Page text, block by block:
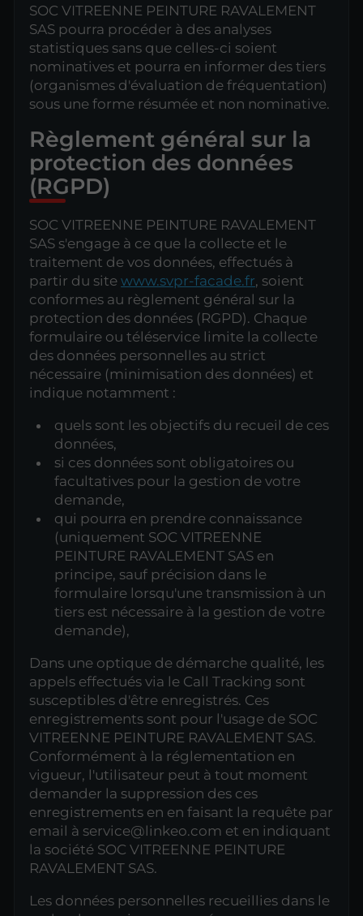
SOC VITREENNE PEINTURE RAVALEMENT
SAS pourra procéder à des analyses
statistiques sans que celles-ci soient
nominatives et pourra en informer des tiers
(organismes d'évaluation de fréquentation)
sous une forme résumée et non nominative.
Règlement général sur la
protection des données
(RGPD)
SOC VITREENNE PEINTURE RAVALEMENT
SAS s'engage à ce que la collecte et le
traitement de vos données, effectués à
partir du sitewww.svpr-facade.fr, soient
conformes au règlement général sur la
protection des données (RGPD). Chaque
formulaire ou téléservice limite la collecte
des données personnelles au strict
nécessaire (minimisation des données) et
indique notamment :
quels sont les objectifs du recueil de ces
données,
si ces données sont obligatoires ou
facultatives pour la gestion de votre
demande,
qui pourra en prendre connaissance
(uniquement SOC VITREENNE
PEINTURE RAVALEMENT SAS en
principe, sauf précision dans le
formulaire lorsqu'une transmission à un
tiers est nécessaire à la gestion de votre
demande),
Dans une optique de démarche qualité, les
appels effectués via le Call Tracking sont
susceptibles d'être enregistrés. Ces
enregistrements sont pour l'usage de SOC
VITREENNE PEINTURE RAVALEMENT SAS.
Conformément à la réglementation en
vigueur, l'utilisateur peut à tout moment
demander la suppression des ces
enregistrements en en faisant la requête par
email à service@linkeo.com et en indiquant
la société SOC VITREENNE PEINTURE
RAVALEMENT SAS.
Les données personnelles recueillies dans le